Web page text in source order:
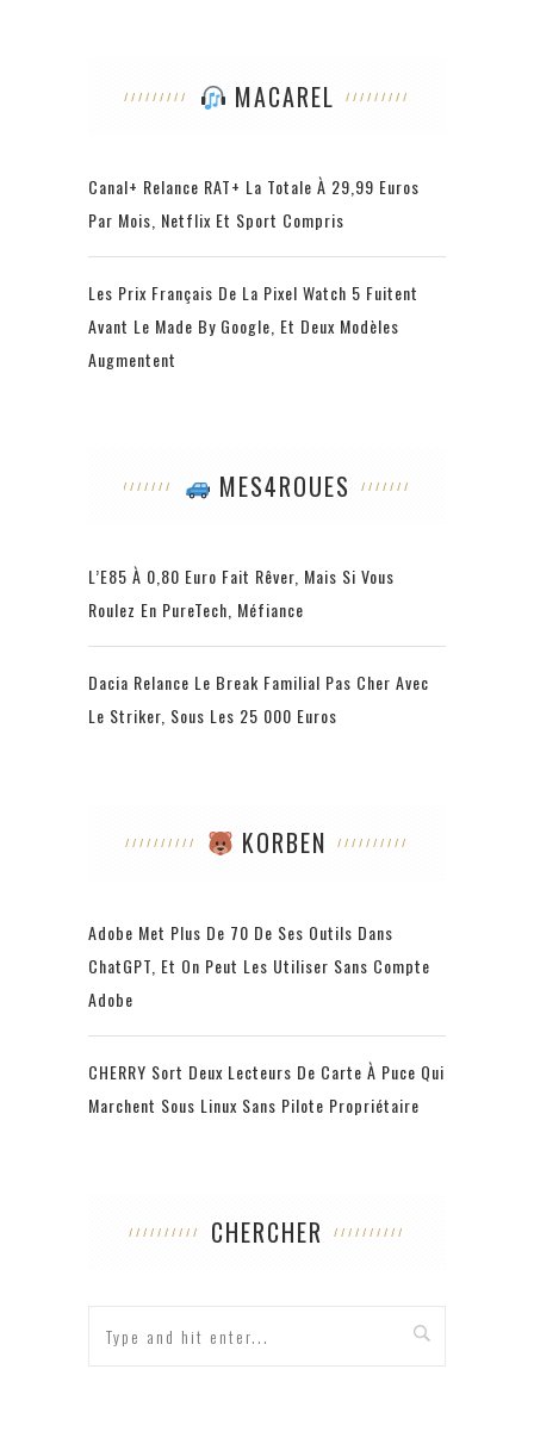
MACAREL
Canal+ Relance RAT+ La Totale À 29,99 Euros
Par Mois, Netflix Et Sport Compris
Les Prix Français De La Pixel Watch 5 Fuitent
Avant Le Made By Google, Et Deux Modèles
Augmentent
MES4ROUES
L’E85 À 0,80 Euro Fait Rêver, Mais Si Vous
Roulez En PureTech, Méfiance
Dacia Relance Le Break Familial Pas Cher Avec
Le Striker, Sous Les 25 000 Euros
KORBEN
Adobe Met Plus De 70 De Ses Outils Dans
ChatGPT, Et On Peut Les Utiliser Sans Compte
Adobe
CHERRY Sort Deux Lecteurs De Carte À Puce Qui
Marchent Sous Linux Sans Pilote Propriétaire
CHERCHER